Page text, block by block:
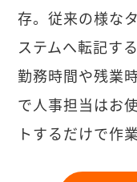
存。従来の様な
ステムへ転記す
勤務時間や残業
で人事担当はお
トするだけで作